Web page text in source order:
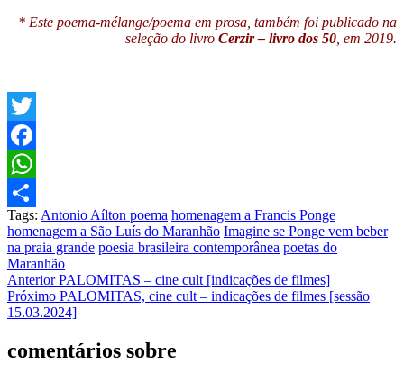
* Este poema-mélange/poema em prosa, também foi publicado na
seleção do livro Cerzir – livro dos 50 , em 2019.
Twitter
Facebook
WhatsApp
Share
Tags: Antonio Aílton poema homenagem a Francis Ponge
homenagem a São Luís do Maranhão Imagine se Ponge vem beber
na praia grande poesia brasileira contemporânea poetas do
Maranhão
Post
navigation
AnteriorPALOMITAS – cine cult [indicações de filmes]
Próximo PALOMITAS, cine cult – indicações de filmes [sessão
15.03.2024]
comentários sobre